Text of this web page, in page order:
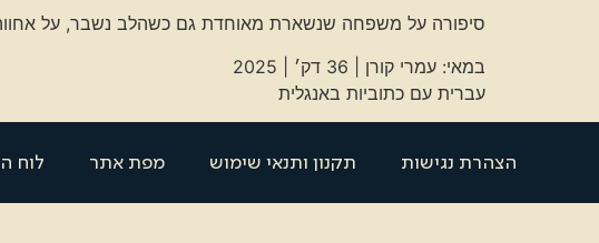
סיפורה על משפחה שנשארת מאוחדת גם כשהלב נשבר, על
במאי: עמרי קורן | 36 דק׳ | 2025
עברית עם כתוביות באנגלית
הצהרת נגישות תקנון ותנאי שימוש מפת אתר לוח